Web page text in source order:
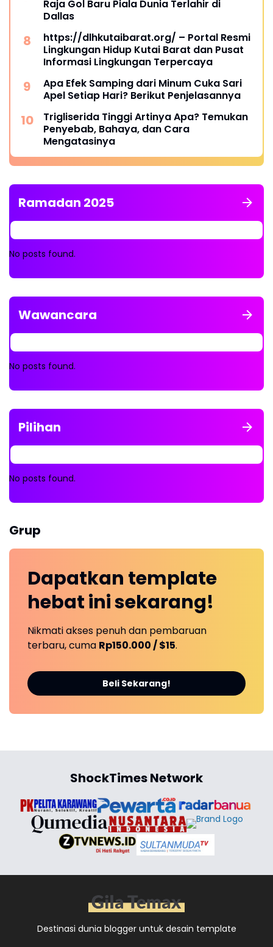
Raja Gol Baru Piala Dunia Terlahir di
Dallas
https://dlhkutaibarat.org/ – Portal Resmi
Lingkungan Hidup Kutai Barat dan Pusat
Informasi Lingkungan Terpercaya
Apa Efek Samping dari Minum Cuka Sari
Apel Setiap Hari? Berikut Penjelasannya
Trigliserida Tinggi Artinya Apa? Temukan
Penyebab, Bahaya, dan Cara
Mengatasinya
Ramadan 2025
No posts found.
Wawancara
No posts found.
Pilihan
No posts found.
Grup
Dapatkan template
hebat inisekarang!
Nikmati akses penuh dan pembaruan
terbaru, cuma Rp150.000 / $15.
Beli Sekarang!
ShockTimes Network
Destinasi dunia blogger untuk desain template